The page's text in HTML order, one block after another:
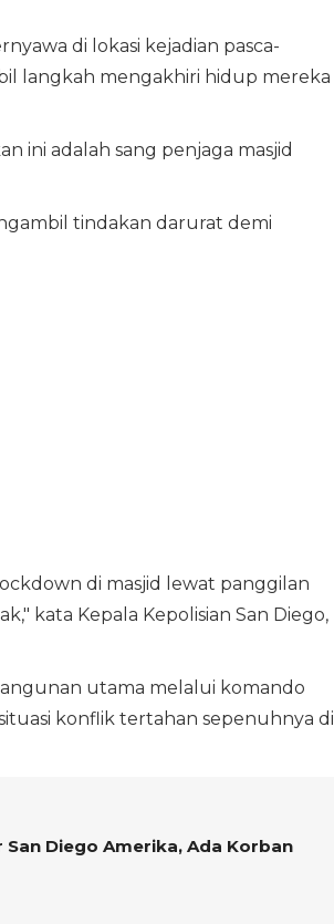
di lokasi kejadian pasca-
langkah mengakhiri hidup mereka
ini adalah sang penjaga masjid
tindakan darurat demi
di masjid lewat panggilan
kata Kepala Kepolisian San Diego,
utama melalui komando
konflik tertahan sepenuhnya di
Diego Amerika, Ada Korban